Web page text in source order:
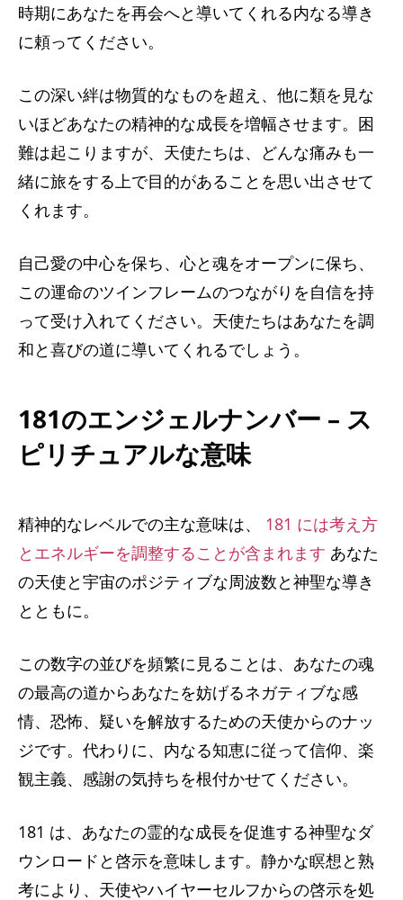
時期にあなたを再会へと導いてくれる内なる導き
に頼ってください。
この深い絆は物質的なものを超え、他に類を見な
いほどあなたの精神的な成長を増幅させます。困
難は起こりますが、天使たちは、どんな痛みも一
緒に旅をする上で目的があることを思い出させて
くれます。
自己愛の中心を保ち、心と魂をオープンに保ち、
この運命のツインフレームのつながりを自信を持
って受け入れてください。天使たちはあなたを調
和と喜びの道に導いてくれるでしょう。
181のエンジェルナンバー – ス
ピリチュアルな意味
精神的なレベルでの主な意味は、 181 には考え方
とエネルギーを調整することが含まれます あなた
の天使と宇宙のポジティブな周波数と神聖な導き
とともに。
この数字の並びを頻繁に見ることは、あなたの魂
の最高の道からあなたを妨げるネガティブな感
情、恐怖、疑いを解放するための天使からのナッ
ジです。代わりに、内なる知恵に従って信仰、楽
観主義、感謝の気持ちを根付かせてください。
181 は、あなたの霊的な成長を促進する神聖なダ
ウンロードと啓示を意味します。静かな瞑想と熟
考により、天使やハイヤーセルフからの啓示を処